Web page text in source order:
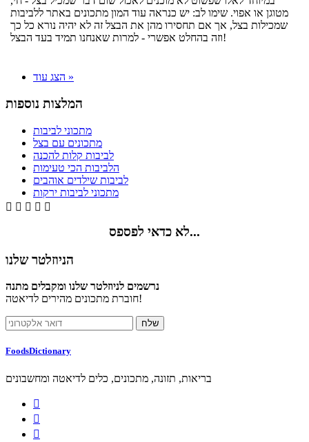
מטוגן או אפוי. שימו לב: יש כנראה עוד המון מתכונים באתר ללביבות
שמכילות בצל, אך אם תחסירו מהן את הבצל זה לא יהיה נורא כל כך
וזה בהחלט אפשרי - למרות שאנחנו תמיד בעד הבצל!
הצג עוד »
המלצות נוספות
מתכוני לביבות
מתכונים עם בצל
לביבות קלות להכנה
הלביבות הכי טעימות
לביבות שילדים אוהבים
מתכוני לביבות ירקות
    
לא כדאי לפספס...
הניוזלטר שלנו
נרשמים לניוזלטר שלנו ומקבלים מתנה
חוברת מתכונים מהירים לדיאטה!
FoodsDictionary
בריאות, תזונה, מתכונים, כלים לדיאטה ומחשבונים


